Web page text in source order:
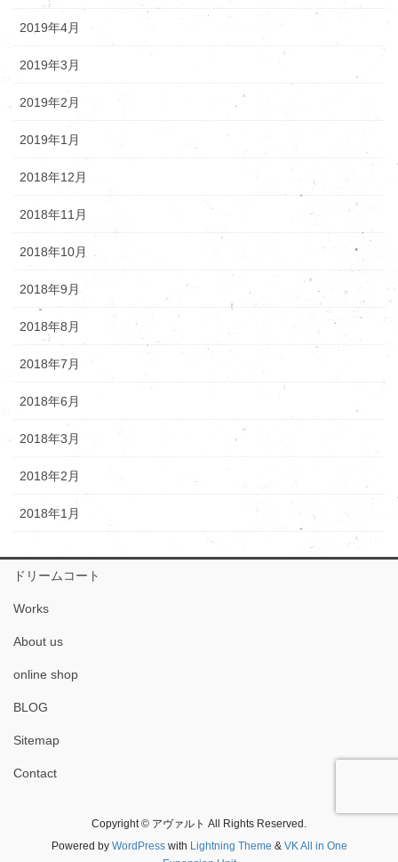
2019年4月
2019年3月
2019年2月
2019年1月
2018年12月
2018年11月
2018年10月
2018年9月
2018年8月
2018年7月
2018年6月
2018年3月
2018年2月
2018年1月
ドリームコート
Works
About us
online shop
BLOG
Sitemap
Contact
Copyright © アヴァルト All Rights Reserved.
Powered by WordPresswith Lightning Theme & VK All in One